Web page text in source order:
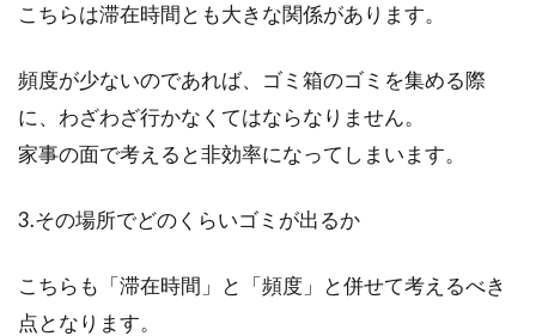
こちらは滞在時間とも大きな関係があります。
頻度が少ないのであれば、ゴミ箱のゴミを集める際
に、わざわざ行かなくてはならなりません。
家事の面で考えると非効率になってしまいます。
3.その場所でどのくらいゴミが出るか
こちらも「滞在時間」と「頻度」と併せて考えるべき
点となります。